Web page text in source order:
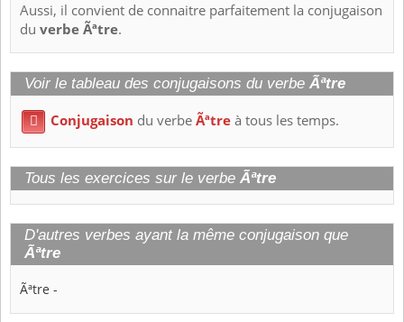
Aussi, il convient de connaitre parfaitement la conjugaison
du verbe Ãªtre.
Voir le tableau des conjugaisons du verbe Ãªtre
 Conjugaison du verbeÃªtreà tous les temps.
Tous les exercices sur le verbe Ãªtre
D'autres verbes ayant la même conjugaison que
Ãªtre
Ãªtre -